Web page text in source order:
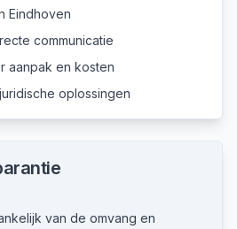
Eindhoven
communicatie
aanpak en kosten
oplossingen
van de omvang en